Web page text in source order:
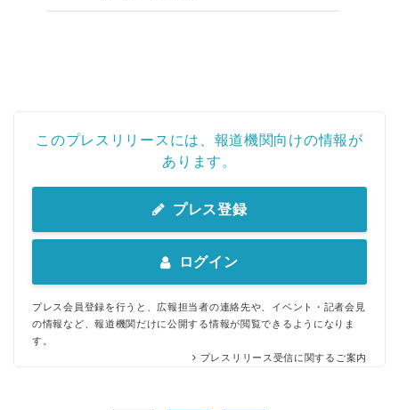
このプレスリリースには、報道機関向けの情報が
あります。
プレス登録
ログイン
プレス会員登録を行うと、広報担当者の連絡先や、イベント・記者会見
の情報など、報道機関だけに公開する情報が閲覧できるようになりま
す。
プレスリリース受信に関するご案内